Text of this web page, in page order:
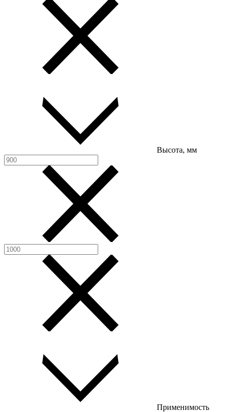
Высота, мм
Применимость